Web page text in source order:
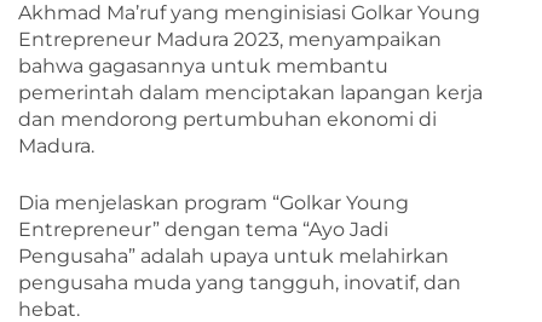
Akhmad Ma’ruf yang menginisiasi Golkar Young
Entrepreneur Madura 2023, menyampaikan
bahwa gagasannya untuk membantu
pemerintah dalam menciptakan lapangan kerja
dan mendorong pertumbuhan ekonomi di
Madura.
Dia menjelaskan program “Golkar Young
Entrepreneur” dengan tema “Ayo Jadi
Pengusaha” adalah upaya untuk melahirkan
pengusaha muda yang tangguh, inovatif, dan
hebat.